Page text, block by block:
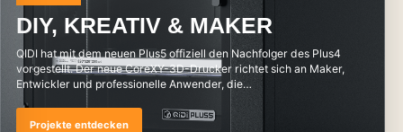
DIY, KREATIV & MAKER
QIDI hat mit dem neuen Plus5 offiziell den Nachfolger des Plus4
vorgestellt. Der neue CoreXY-3D-Drucker richtet sich an Maker,
Entwickler und professionelle Anwender, die…
Projekte entdecken